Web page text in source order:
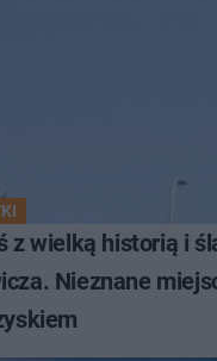
z wielką historią i
Nieznane